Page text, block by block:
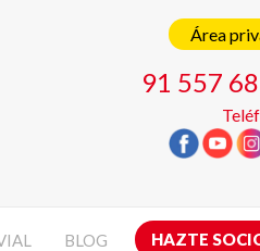
Área
91 557
BLOG HAZTE